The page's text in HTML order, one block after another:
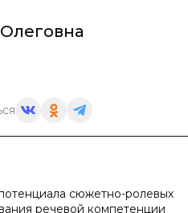
сюжетно-ролевых
речевой компетенции